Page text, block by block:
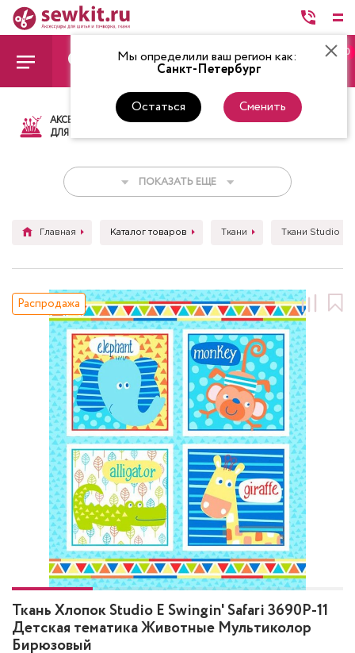
Мы определили ваш регион как:
Санкт-Петербург
Остаться Сменить
0
АКСЕССУАРЫ
ДЛЯ ШИТЬЯ
ТКАНИ НИТКИ
ПОКАЗАТЬ ЕЩЕ
Главная Каталог товаров Ткани Ткани Studio E
Ткань Хлопок Studio E Swingin' Safari 3690P-11
Детская тематика Животные Мультиколор
Бирюзовый
Распродажа